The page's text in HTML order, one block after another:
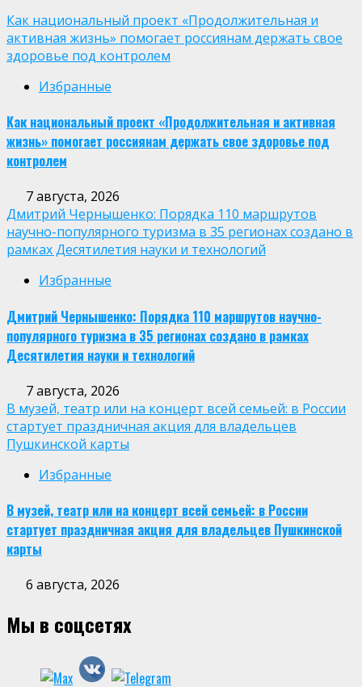
Как национальный проект «Продолжительная и
активная жизнь» помогает россиянам держать свое
здоровье под контролем
Избранные
Как национальный проект «Продолжительная и активная
жизнь» помогает россиянам держать свое здоровье под
контролем
7 августа, 2026
Дмитрий Чернышенко: Порядка 110 маршрутов
научно-популярного туризма в 35 регионах создано в
рамках Десятилетия науки и технологий
Избранные
Дмитрий Чернышенко: Порядка 110 маршрутов научно-
популярного туризма в 35 регионах создано в рамках
Десятилетия науки и технологий
7 августа, 2026
В музей, театр или на концерт всей семьей: в России
стартует праздничная акция для владельцев
Пушкинской карты
Избранные
В музей, театр или на концерт всей семьей: в России
стартует праздничная акция для владельцев Пушкинской
карты
6 августа, 2026
Мы в соцсетях